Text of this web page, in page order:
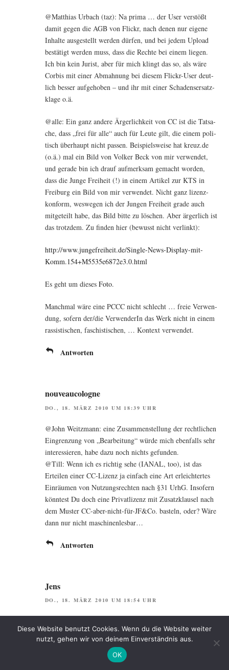
@Matthias Urbach (taz): Na pri­ma … der User ver­stößt
damit gegen die AGB von Flickr, nach denen nur eige­ne
Inhal­te aus­ge­stellt wer­den dür­fen, und bei jedem Upload
bestä­tigt wer­den muss, dass die Rech­te bei einem lie­gen.
Ich bin kein Jurist, aber für mich klingt das so, als wäre
Cor­bis mit einer Abmah­nung bei die­sem Flickr-User deut­
lich bes­ser auf­ge­ho­ben – und ihr mit einer Scha­dens­er­satz­
kla­ge o.ä.
@alle: Ein ganz ande­re Ärger­lich­keit von CC ist die Tat­sa­
che, dass „frei für alle“ auch für Leu­te gilt, die einem poli­
tisch über­haupt nicht pas­sen. Bei­spiels­wei­se hat kreuz.de
(o.ä.) mal ein Bild von Vol­ker Beck von mir ver­wen­det,
und gera­de bin ich drauf auf­merk­sam gemacht wor­den,
dass die Jun­ge Frei­heit (!) in einem Arti­kel zur KTS in
Frei­burg ein Bild von mir ver­wen­det. Nicht ganz lizenz­
kon­form, wes­we­gen ich der Jun­gen Frei­heit gra­de auch
mit­ge­teilt habe, das Bild bit­te zu löschen. Aber ärger­lich ist
das trotz­dem. Zu fin­den hier (bewusst nicht verlinkt):
http://www.jungefreiheit.de/Single-News-Display-mit-
Komm.154+M5535e6872e3.0.html
Es geht um die­ses Foto.
Manch­mal wäre eine PCCC nicht schlecht … freie Ver­wen­
dung, sofern der/die Ver­wen­de­rIn das Werk nicht in einem
ras­sis­ti­schen, faschis­ti­schen, … Kon­text verwendet.
Antworten
nouveaucologne
DO., 18. MÄRZ 2010 UM 18:39 UHR
@John Weit­zmann: eine Zusam­men­stel­lung der recht­li­chen
Ein­gren­zung von „Bear­bei­tung“ wür­de mich eben­falls sehr
inter­es­sie­ren, habe dazu noch nichts gefunden.
@Till: Wenn ich es rich­tig sehe (IANAL, too), ist das
Ertei­len einer CC-Lizenz ja ein­fach eine Art erleich­ter­tes
Ein­räu­men von Nut­zungs­rech­ten nach §31 UrhG. Inso­fern
könn­test Du doch eine Pri­vat­li­zenz mit Zusatz­klau­sel nach
dem Mus­ter CC-aber-nicht-für-JF&Co. bas­teln, oder? Wäre
dann nur nicht maschinenlesbar…
Antworten
Jens
DO., 18. MÄRZ 2010 UM 18:54 UHR
Lizen­zen auch, was mit ein Grund dafür ist, dass ich das
gan­ze eher sel­ten nutze.
Diese Website benutzt Cookies. Wenn du die Website weiter
nutzt, gehen wir von deinem Einverständnis aus.
OK